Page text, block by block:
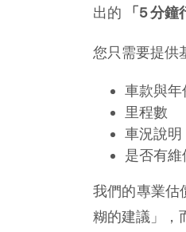
出的
「5 分
您只需要提供
車款與年
里程數
車況說明
是否有
我們的專業估
糊的建議」，